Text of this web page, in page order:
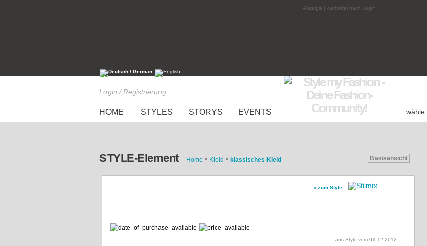
Anzeige | werbefrei nach Login
Login / Registrierung
HOME STYLES STORYS EVENTS wähle:
STYLE-Element Home » Kleid » klassisches Kleid Basisansicht
« zum Style
aus Style vom 01.12.2012